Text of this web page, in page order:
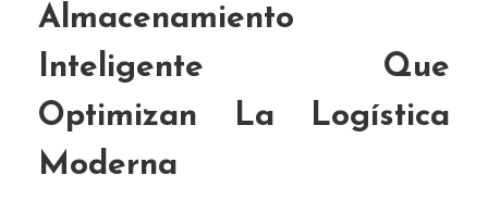
Almacenamiento
Inteligente Que
Optimizan La Logística
Moderna